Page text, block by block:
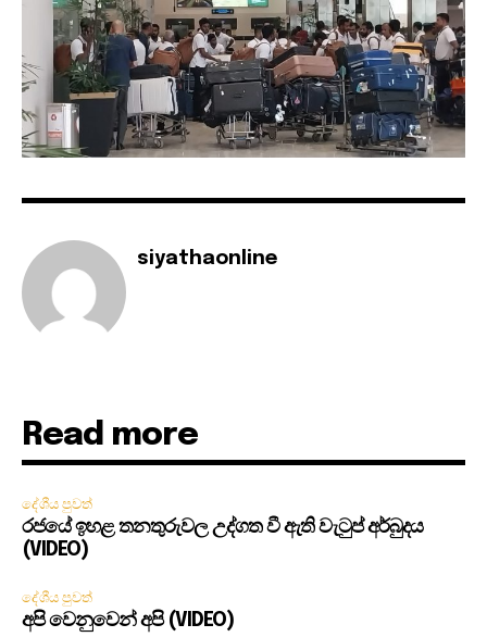
siyathaonline
Read more
දේශීය පුවත්
රජයේ ඉහළ තනතුරුවල උද්ගත වී ඇති වැටුප් අර්බුදය
(VIDEO)
දේශීය පුවත්
අපි වෙනුවෙන් අපි (VIDEO)